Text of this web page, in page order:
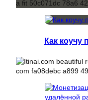
Как коучу